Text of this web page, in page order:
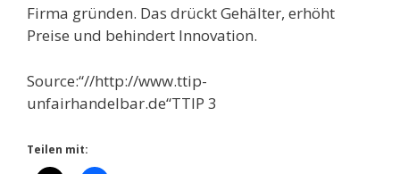
Firma gründen. Das drückt Gehälter, erhöht
Preise und behindert Innovation.
Source:“//http://www.ttip-
unfairhandelbar.de“TTIP 3
Teilen mit: